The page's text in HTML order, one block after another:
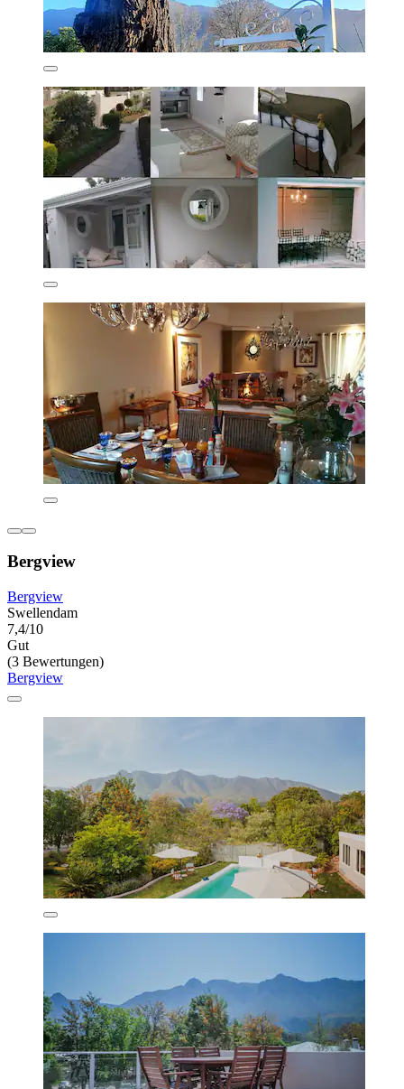
Bergview
Bergview
Swellendam
7,4/10
Gut
(3 Bewertungen)
Bergview